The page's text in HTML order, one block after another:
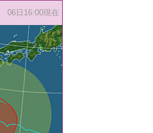
06日16:00現在